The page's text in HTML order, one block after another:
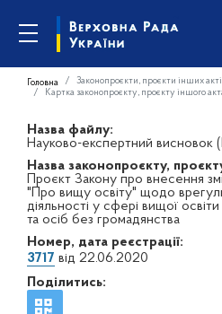
Головна Законопроєкти, проєкти інших
Картка законопроєкту, проєкту іншого
Назва файлу:
Науково-експертний висновок
Назва законопроєкту,
Проєкт Закону про внесення
"Про вищу освіту" щодо
діяльності у сфері вищої
та осіб без громадянства
Номер, дата реєстрації:
3717 від 22.06.2020
Поділитись: